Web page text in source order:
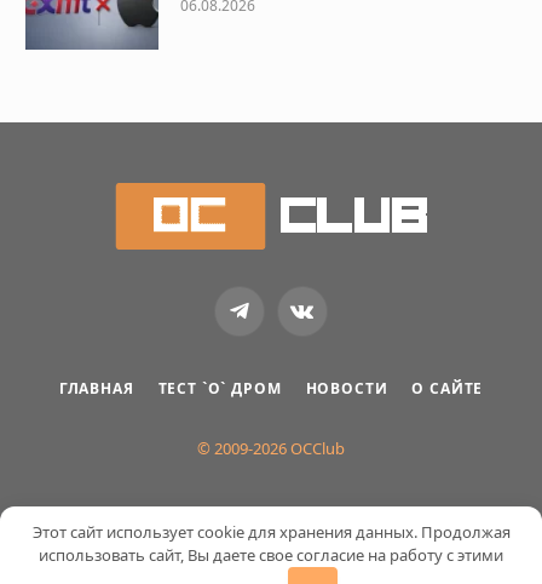
06.08.2026
TelegramVKontakte
ГЛАВНАЯ ТЕСТ `О` ДРОМ НОВОСТИ О САЙТЕ
© 2009-2026 OCClub
Этот сайт использует cookie для хранения данных. Продолжая
использовать сайт, Вы даете свое согласие на работу с этими